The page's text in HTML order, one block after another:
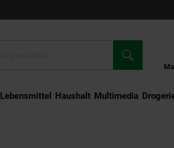
Lebensmittel Haushalt Multimedia